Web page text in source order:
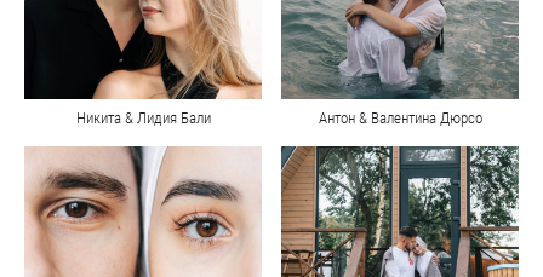
Никита & Лидия Бали Антон & Валентина Дюрсо